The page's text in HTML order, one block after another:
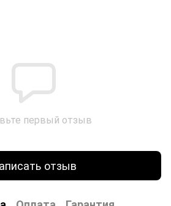
первый отзыв
отзыв